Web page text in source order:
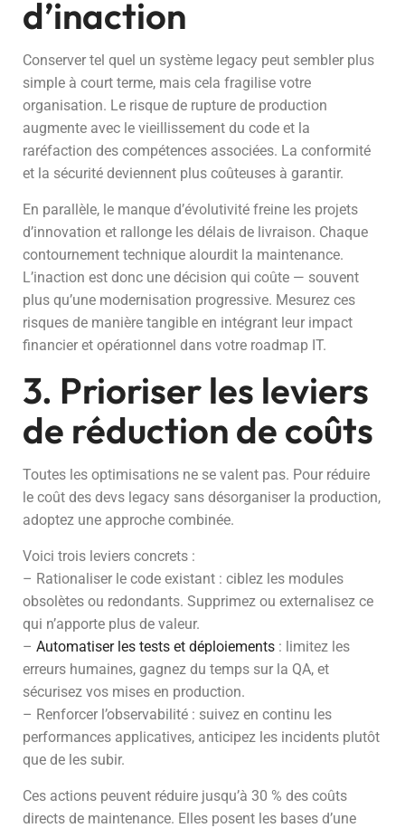
d’inaction
Conserver tel quel un système legacy peut sembler plus
simple à court terme, mais cela fragilise votre
organisation. Le risque de rupture de production
augmente avec le vieillissement du code et la
raréfaction des compétences associées. La conformité
et la sécurité deviennent plus coûteuses à garantir.
En parallèle, le manque d’évolutivité freine les projets
d’innovation et rallonge les délais de livraison. Chaque
contournement technique alourdit la maintenance.
L’inaction est donc une décision qui coûte — souvent
plus qu’une modernisation progressive. Mesurez ces
risques de manière tangible en intégrant leur impact
financier et opérationnel dans votre roadmap IT.
3. Prioriser les leviers
de réduction de coûts
Toutes les optimisations ne se valent pas. Pour réduire
le coût des devs legacy sans désorganiser la production,
adoptez une approche combinée.
Voici trois leviers concrets :
– Rationaliser le code existant : ciblez les modules
obsolètes ou redondants. Supprimez ou externalisez ce
qui n’apporte plus de valeur.
– Automatiser les tests et déploiements : limitez les
erreurs humaines, gagnez du temps sur la QA, et
sécurisez vos mises en production.
– Renforcer l’observabilité : suivez en continu les
performances applicatives, anticipez les incidents plutôt
que de les subir.
Ces actions peuvent réduire jusqu’à 30 % des coûts
directs de maintenance. Elles posent les bases d’une